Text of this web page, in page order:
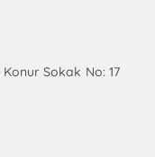
Sokak No: 17